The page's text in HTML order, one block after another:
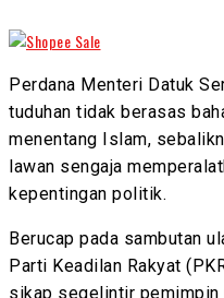
Perdana Menteri Datuk
tuduhan tidak berasas
menentang Islam,
lawan sengaja
kepentingan politik.
Berucap pada sambutan
Parti Keadilan Rakyat
sikap segelintir pemimpin